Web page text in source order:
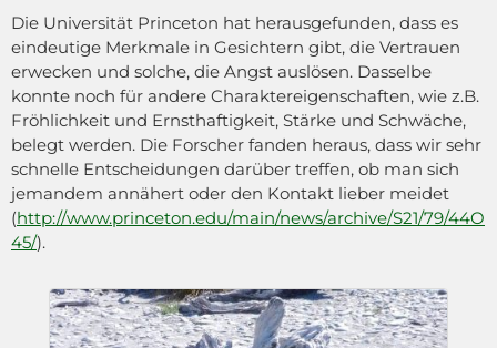
Die Universität Princeton hat herausgefunden, dass es
eindeutige Merkmale in Gesichtern gibt, die Vertrauen
erwecken und solche, die Angst auslösen. Dasselbe
konnte noch für andere Charaktereigenschaften, wie z.B.
Fröhlichkeit und Ernsthaftigkeit, Stärke und Schwäche,
belegt werden. Die Forscher fanden heraus, dass wir sehr
schnelle Entscheidungen darüber treffen, ob man sich
jemandem annähert oder den Kontakt lieber meidet
(http://www.princeton.edu/main/news/archive/S21/79/44O
45/).